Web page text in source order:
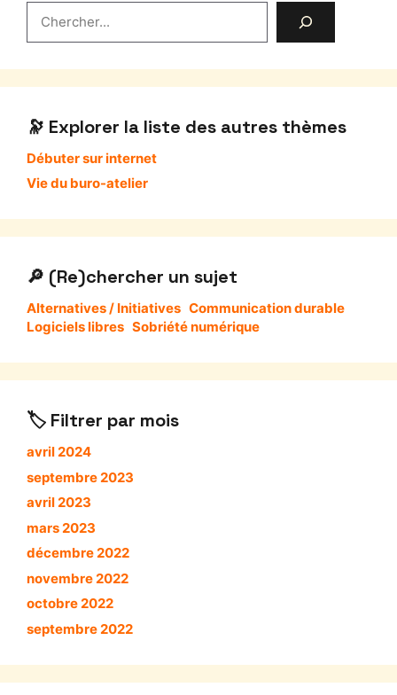
Explorer la liste des autres thèmes
Débuter sur internet
Vie du buro-atelier
(Re)chercher un sujet
Alternatives / Initiatives Communication durable
Logiciels libres Sobriété numérique
Filtrer par mois
avril 2024
septembre 2023
avril 2023
mars 2023
décembre 2022
novembre 2022
octobre 2022
septembre 2022